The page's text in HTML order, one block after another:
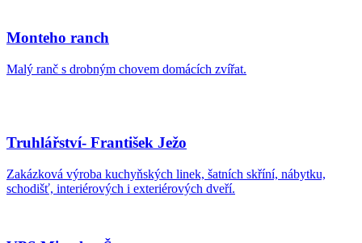
Monteho ranch
Malý ranč s drobným chovem domácích zvířat.
Truhlářství- František Ježo
Zakázková výroba kuchyňských linek, šatních skříní, nábytku,
schodišť, interiérových i exteriérových dveří.